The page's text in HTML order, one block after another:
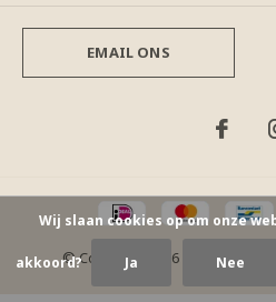
EMAIL ONS
© Copyright 2026 - Theme By
Wij slaan cookies op om onze
akkoord? Ja Nee